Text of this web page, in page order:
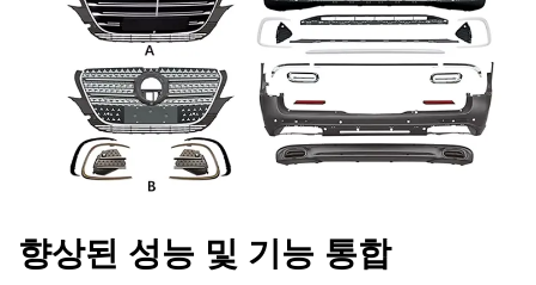
향상된 성능 및 기능 통합